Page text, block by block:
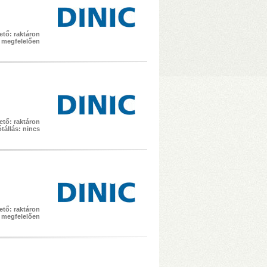
Single módok • 1075 MB/s
raktáron
raktáron
nincs
raktáron